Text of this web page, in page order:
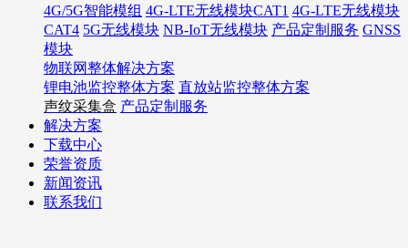
4G/5G智能模组 4G-LTE无线模块CAT1 4G-LTE无线模块
CAT4 5G无线模块 NB-IoT无线模块 产品定制服务 GNSS
模块
物联网整体解决方案
锂电池监控整体方案 直放站监控整体方案
声纹采集盒 产品定制服务
解决方案
下载中心
荣誉资质
新闻资讯
联系我们